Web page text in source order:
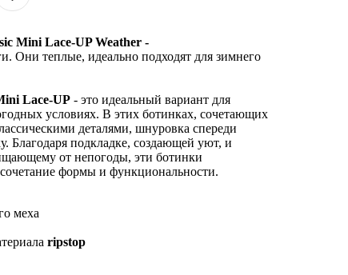
Mini Lace-UP Weather -
Они теплые, идеально подходят для зимнего
Lace-UP - это идеальный вариант для
условиях. В этих ботинках, сочетающих
деталями, шнуровка спереди
Благодаря подкладке, создающей уют, и
от непогоды, эти ботинки
формы и функциональности.
меха
ripstop